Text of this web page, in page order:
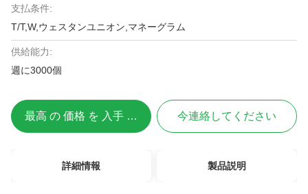
支払条件:
T/T,W,ウェスタンユニオン,マネーグラム
供給能力:
週に3000個
最高 の 価格 を 入手 する 今連絡してください
詳細情報 製品説明